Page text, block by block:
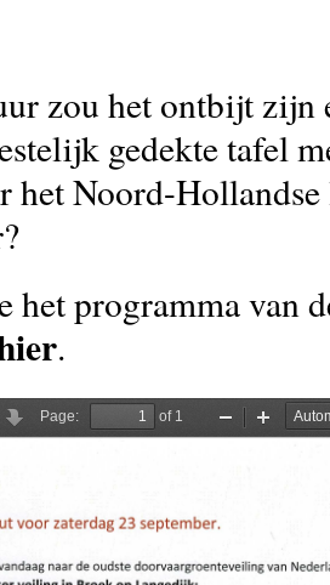
zou het ontbijt zijn
gedekte tafel
het Noord-
het programma van
.